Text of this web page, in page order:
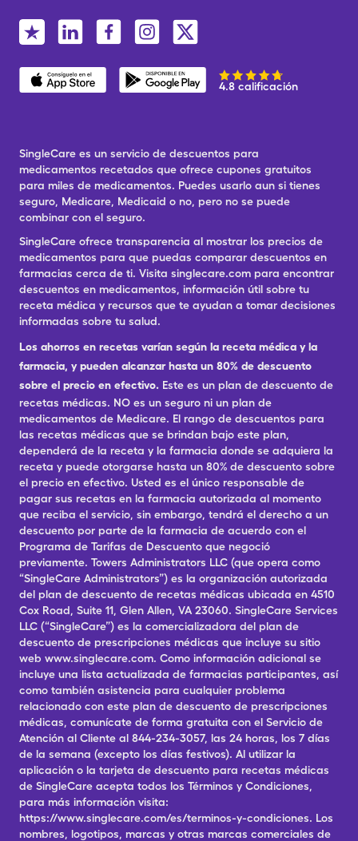
4.8 calificación
SingleCare es un servicio de descuentos para
medicamentos recetados que ofrece cupones gratuitos
para miles de medicamentos. Puedes usarlo aun si tienes
seguro, Medicare, Medicaid o no, pero no se puede
combinar con el seguro.
SingleCare ofrece transparencia al mostrar los precios de
medicamentos para que puedas comparar descuentos en
farmacias cerca de ti. Visita singlecare.com para encontrar
descuentos en medicamentos, información útil sobre tu
receta médica y recursos que te ayudan a tomar decisiones
informadas sobre tu salud.
Los ahorros en recetas varían según la receta médica y la
farmacia, y pueden alcanzar hasta un 80% de descuento
sobre el precio en efectivo. Este es un plan de descuento de
recetas médicas. NO es un seguro ni un plan de
medicamentos de Medicare. El rango de descuentos para
las recetas médicas que se brindan bajo este plan,
dependerá de la receta y la farmacia donde se adquiera la
receta y puede otorgarse hasta un 80% de descuento sobre
el precio en efectivo. Usted es el único responsable de
pagar sus recetas en la farmacia autorizada al momento
que reciba el servicio, sin embargo, tendrá el derecho a un
descuento por parte de la farmacia de acuerdo con el
Programa de Tarifas de Descuento que negoció
previamente. Towers Administrators LLC (que opera como
“SingleCare Administrators”) es la organización autorizada
del plan de descuento de recetas médicas ubicada en 4510
Cox Road, Suite 11, Glen Allen, VA 23060. SingleCare Services
LLC (“SingleCare”) es la comercializadora del plan de
descuento de prescripciones médicas que incluye su sitio
web www.singlecare.com. Como información adicional se
incluye una lista actualizada de farmacias participantes, así
como también asistencia para cualquier problema
relacionado con este plan de descuento de prescripciones
médicas, comunícate de forma gratuita con el Servicio de
Atención al Cliente al 844-234-3057, las 24 horas, los 7 días
de la semana (excepto los días festivos). Al utilizar la
aplicación o la tarjeta de descuento para recetas médicas
de SingleCare acepta todos los Términos y Condiciones,
para más información visita:
https://www.singlecare.com/es/terminos-y-condiciones. Los
nombres, logotipos, marcas y otras marcas comerciales de